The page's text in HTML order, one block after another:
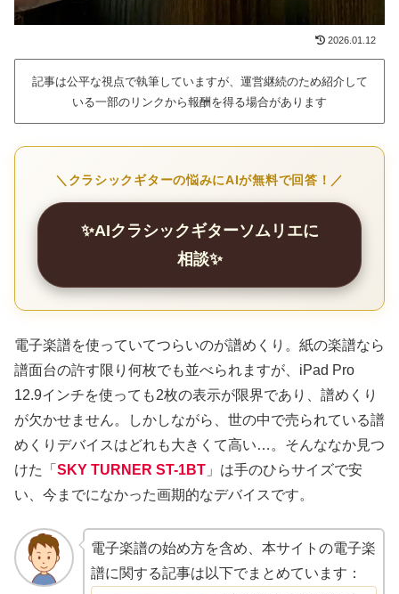
2026.01.12
記事は公平な視点で執筆していますが、運営継続のため紹介して
いる一部のリンクから報酬を得る場合があります
＼クラシックギターの悩みにAIが無料で回答！／
✨AIクラシックギターソムリエに
相談✨
電子楽譜を使っていてつらいのが譜めくり。紙の楽譜なら
譜面台の許す限り何枚でも並べられますが、iPad Pro
12.9インチを使っても2枚の表示が限界であり、譜めくり
が欠かせません。しかしながら、世の中で売られている譜
めくりデバイスはどれも大きくて高い…。そんななか見つ
けた「 SKY TURNER ST-1BT 」は手のひらサイズで安
い、今までになかった画期的なデバイスです。
電子楽譜の始め方を含め、本サイトの電子楽
譜に関する記事は以下でまとめています：